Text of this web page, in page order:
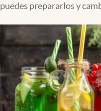
Clima
Espiritualidad
Mediakit
abre en nueva pestaña
México
puedes prepararlos y